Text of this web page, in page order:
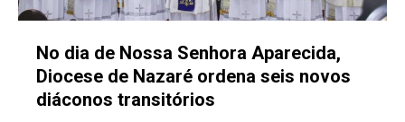
No dia de Nossa Senhora Aparecida,
Diocese de Nazaré ordena seis novos
diáconos transitórios